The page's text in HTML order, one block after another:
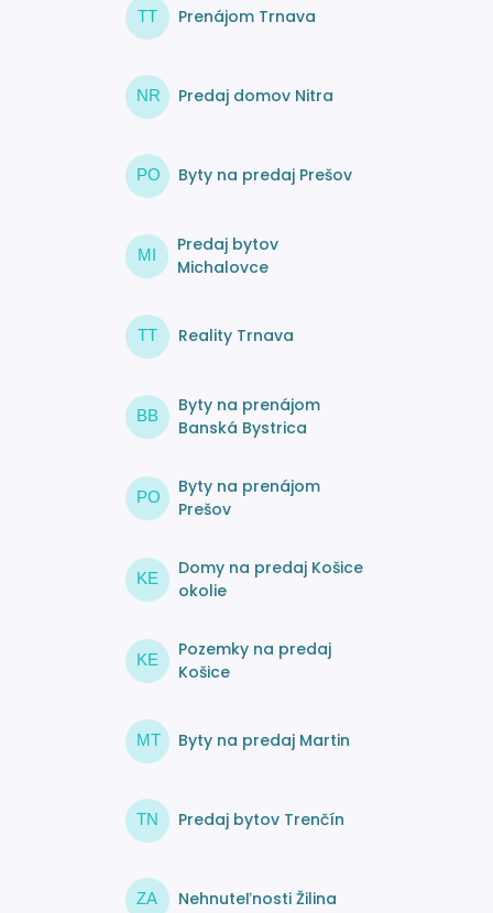
TT Prenájom Trnava
NR Predaj domov Nitra
PO Byty na predaj Prešov
MI
Predaj bytov
Michalovce
TT Reality Trnava
BB
Byty na prenájom
Banská Bystrica
PO
Byty na prenájom
Prešov
KE
Domy na predaj Košice
okolie
KE
Pozemky na predaj
Košice
MT Byty na predaj Martin
TN Predaj bytov Trenčín
ZA Nehnuteľnosti Žilina